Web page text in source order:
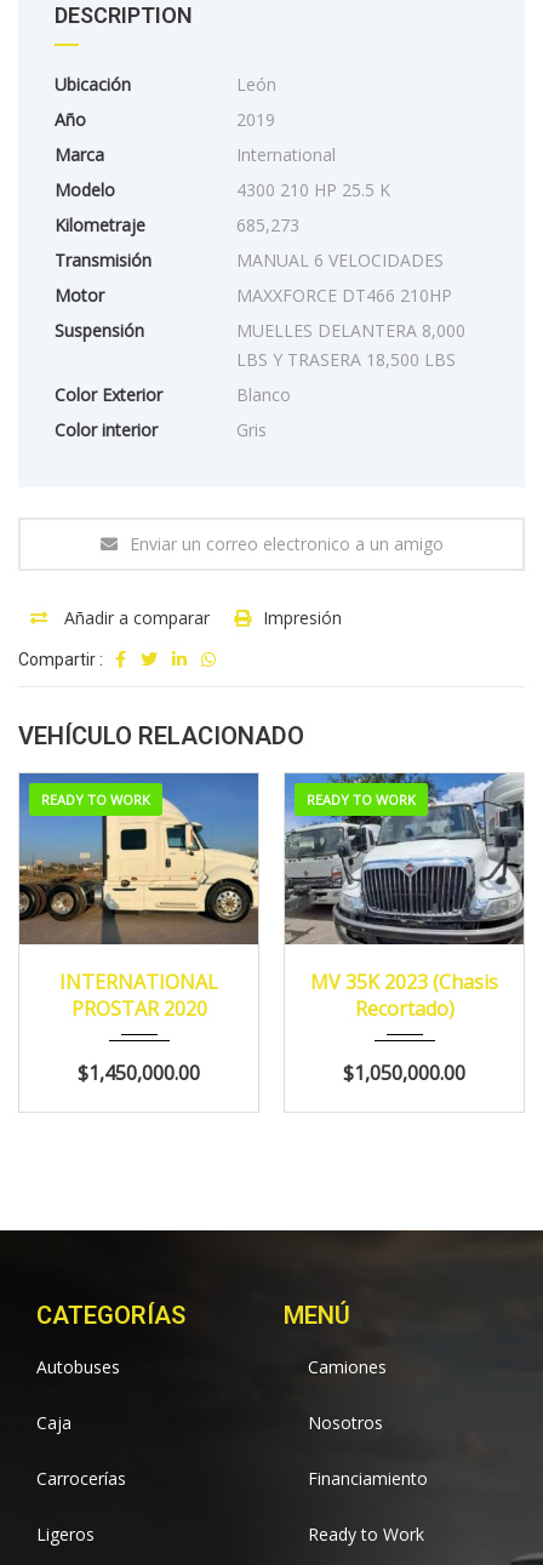
DESCRIPTION
Ubicación
León
Año
2019
Marca
International
Modelo
4300 210 HP 25.5 K
Kilometraje
685,273
Transmisión
MANUAL 6 VELOCIDADES
Motor
MAXXFORCE DT466 210HP
Suspensión
MUELLES DELANTERA 8,000
LBS Y TRASERA 18,500 LBS
Color Exterior
Blanco
Color interior
Gris
Enviar un correo electronico a un amigo
Añadir a comparar Impresión
Compartir :
VEHÍCULO RELACIONADO
READY TO WORK
596,558
INTERNATIONAL
PROSTAR 2020
$1,450,000.00
READY TO WORK
421,545
MV 35K 2023 (Chasis
Recortado)
$1,050,000.00
CATEGORÍAS
Autobuses
Caja
Carrocerías
Ligeros
MENÚ
Camiones
Nosotros
Financiamiento
Ready to Work